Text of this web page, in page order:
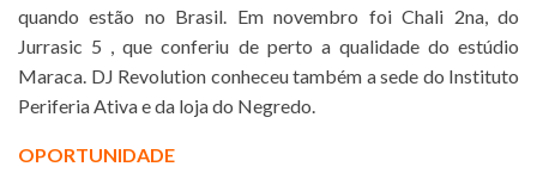
quando estão no Brasil. Em novembro foi Chali 2na, do
Jurrasic 5 , que conferiu de perto a qualidade do estúdio
Maraca. DJ Revolution conheceu também a sede do Instituto
Periferia Ativa e da loja do Negredo.
OPORTUNIDADE